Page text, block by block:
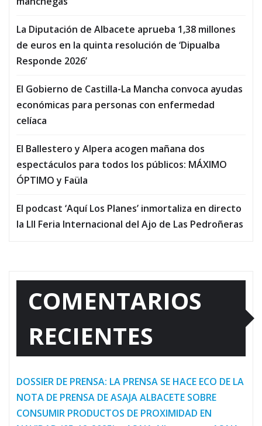
La Diputación de Albacete aprueba 1,38 millones
de euros en la quinta resolución de ‘Dipualba
Responde 2026’
El Gobierno de Castilla-La Mancha convoca ayudas
económicas para personas con enfermedad
celíaca
El Ballestero y Alpera acogen mañana dos
espectáculos para todos los públicos: MÁXIMO
ÓPTIMO y Faüla
El podcast ‘Aquí Los Planes’ inmortaliza en directo
la LII Feria Internacional del Ajo de Las Pedroñeras
COMENTARIOS
RECIENTES
DOSSIER DE PRENSA: LA PRENSA SE HACE ECO DE LA
NOTA DE PRENSA DE ASAJA ALBACETE SOBRE
CONSUMIR PRODUCTOS DE PROXIMIDAD EN